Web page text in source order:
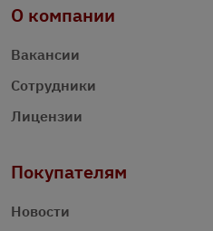
О компании
Вакансии
Сотрудники
Лицензии
Покупателям
Новости